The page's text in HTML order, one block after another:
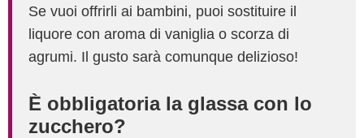
Se vuoi offrirli ai bambini, puoi sostituire il
liquore con aroma di vaniglia o scorza di
agrumi. Il gusto sarà comunque delizioso!
È obbligatoria la glassa con lo
zucchero?